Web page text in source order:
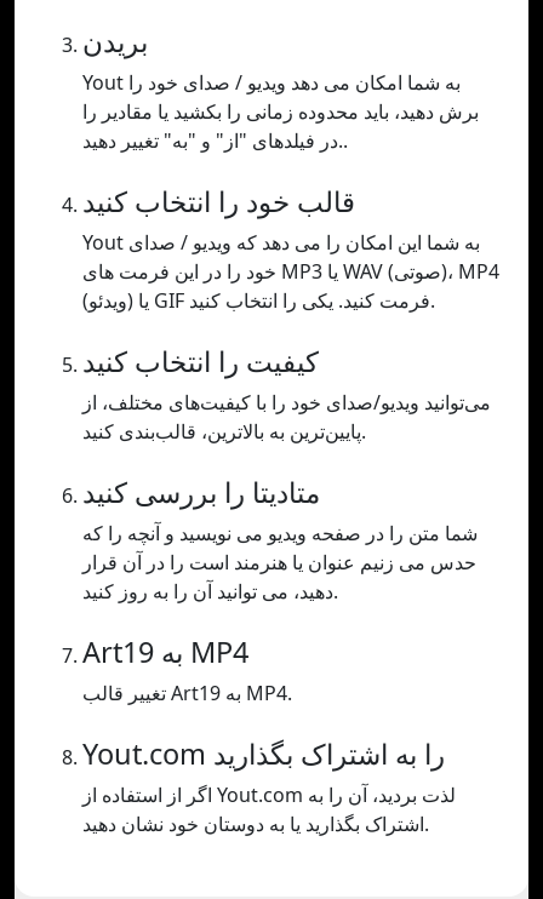
بریدن
Yout به شما امکان می دهد ویدیو / صدای خود را
برش دهید، باید محدوده زمانی را بکشید یا مقادیر را
در فیلدهای "از" و "به" تغییر دهید..
قالب خود را انتخاب کنید
Yout به شما این امکان را می دهد که ویدیو / صدای
خود را در این فرمت های MP3 یا WAV (صوتی)، MP4
(ویدئو) یا GIF فرمت کنید. یکی را انتخاب کنید.
کیفیت را انتخاب کنید
می‌توانید ویدیو/صدای خود را با کیفیت‌های مختلف، از
پایین‌ترین به بالاترین، قالب‌بندی کنید.
متادیتا را بررسی کنید
شما متن را در صفحه ویدیو می نویسید و آنچه را که
حدس می زنیم عنوان یا هنرمند است را در آن قرار
دهید، می توانید آن را به روز کنید.
Art19 به MP4
تغییر قالب Art19 به MP4.
Yout.com را به اشتراک بگذارید
اگر از استفاده از Yout.com لذت بردید، آن را به
اشتراک بگذارید یا به دوستان خود نشان دهید.